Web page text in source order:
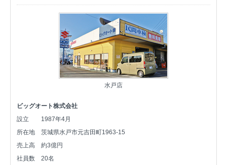
水戸店
ビッグオート株式会社
設立
1987年4月
所在地
茨城県水戸市元吉田町1963-15
売上高
約3億円
社員数
20名